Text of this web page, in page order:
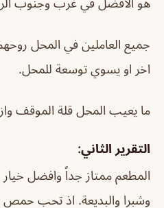
هو الأفضل في غرب وجنوب
جميع العاملين في المحل
اخر او يسوي توسعة للمحل.
ما يعيب المحل قلة الموقف
التقرير الثاني:
المطعم ممتاز جداً وافضل
وشبرا والبديعة. اذ تحب حمص